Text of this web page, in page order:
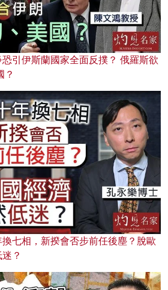
引伊斯蘭國家全面反撲？ 俄羅斯欲
？
七相，新揆會否步前任後塵？脫歐
？